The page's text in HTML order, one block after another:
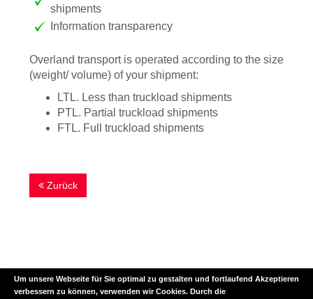
Um unsere Webseite für Sie optimal zu gestalten und fortlaufend
verbessern zu können, verwenden wir Cookies. Durch die
Akzeptieren
shipments
Information transparency
Overland transport is operated according to the size
(weight/ volume) of your shipment:
LTL. Less than truckload shipments
PTL. Partial truckload shipments
FTL. Full truckload shipments
Zurück